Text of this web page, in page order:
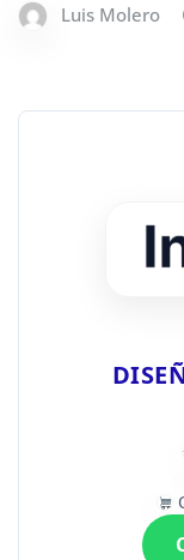
Luis Molero